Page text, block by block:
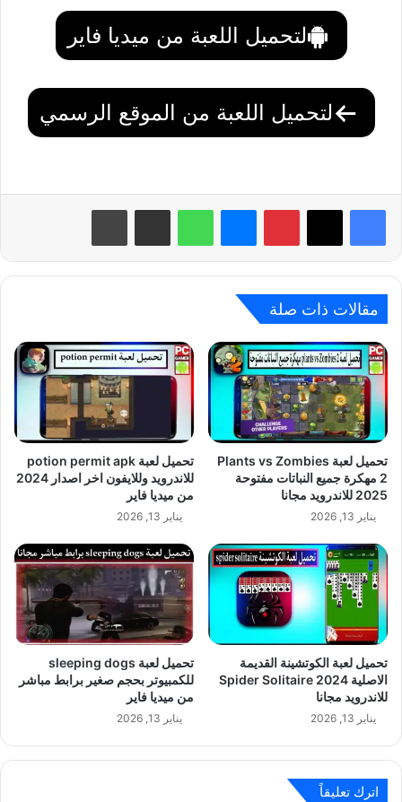
لتحميل اللعبة من ميديا فاير
لتحميل اللعبة من الموقع الرسمي
بينتيريست واتساب
مقالات ذات صلة
تحميل لعبة Plants vs Zombies
2 مهكرة جميع النباتات مفتوحة
2025 للاندرويد مجانا
يناير 13, 2026
تحميل لعبة potion permit apk
للاندرويد وللايفون اخر اصدار 2024
من ميديا فاير
يناير 13, 2026
تحميل لعبة الكوتشينة القديمة
الاصلية Spider Solitaire 2024
للاندرويد مجانا
يناير 13, 2026
تحميل لعبة sleeping dogs
للكمبيوتر بحجم صغير برابط مباشر
من ميديا فاير
يناير 13, 2026
اترك تعليقاً